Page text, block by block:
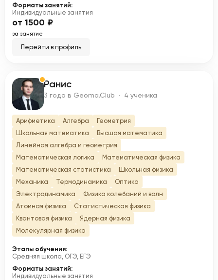
Форматы занятий:
Индивидуальные занятия
от 1500 ₽
за занятие
Перейти в профиль
Р Ранис
3 года в Geoma.Club · 4 ученика
Арифметика Алгебра
Геометрия
Школьная математика
Высшая математика
Линейная алгебра и геометрия
Математическая логика
Математическая физика
Математическая статистика
Школьная физика
Механика
Термодинамика
Оптика
Электродинамика
Физика колебаний и волн
Атомная физика
Статистическая физика
Квантовая физика
Ядерная физика
Молекулярная физика
Этапы обучения:
Средняя школа, ОГЭ, ЕГЭ
Форматы занятий:
Индивидуальные занятия